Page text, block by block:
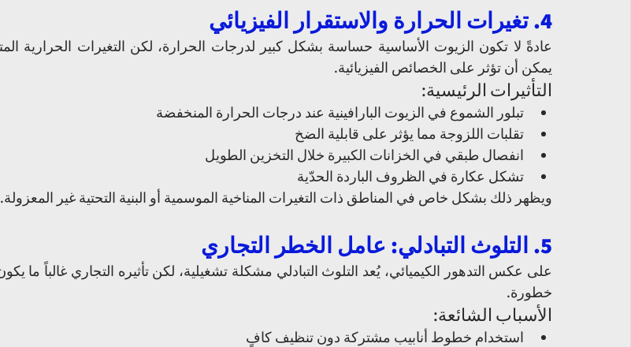
4. تغيرات الحرارة والاستقرار الفيزيائي
يمكن أن تؤثر على الخصائص الفيزيائية.
التأثيرات الرئيسية:
تبلور الشموع في الزيوت البارافينية عند درجات الحرارة المنخفضة
تقلبات اللزوجة مما يؤثر على قابلية الضخ
انفصال طبقي في الخزانات الكبيرة خلال التخزين الطويل
تشكل عكارة في الظروف الباردة الحدّية
ويظهر ذلك بشكل خاص في المناطق ذات التغيرات المناخية الموسمية أو البنية التحتية غير المعزولة.
5. التلوث التبادلي: عامل الخطر التجاري
خطورة.
الأسباب الشائعة:
استخدام خطوط أنابيب مشتركة دون تنظيف كافٍ